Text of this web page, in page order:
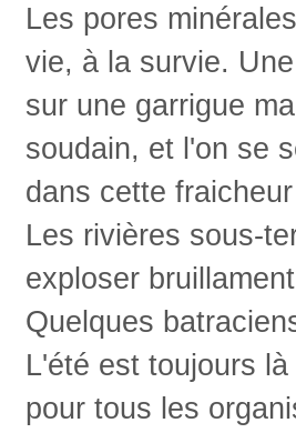
Les pores
vie, à la survie.
sur une garrigue
soudain, et l'on se
dans cette
Les rivières sous-
exploser
Quelques
L'été est toujours
pour tous les